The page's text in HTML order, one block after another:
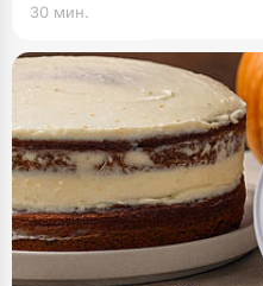
30 мин.